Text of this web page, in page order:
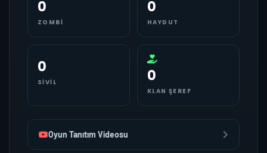
0
ZOMBI
0
HAYDUT
0
SIVIL 0
KLAN ŞEREF
Oyun Tanıtım Videosu